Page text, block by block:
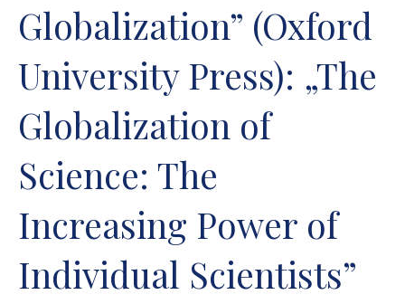
Globalization” (Oxford
University Press): „The
Globalization of
Science: The
Increasing Power of
Individual Scientists”